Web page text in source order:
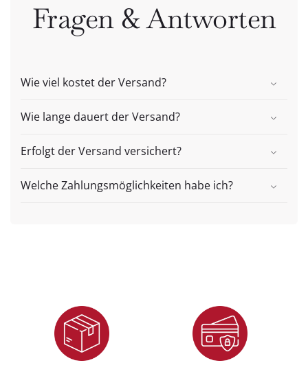
Fragen & Antworten
Wie viel kostet der Versand?
Wie lange dauert der Versand?
Erfolgt der Versand versichert?
Welche Zahlungsmöglichkeiten habe ich?